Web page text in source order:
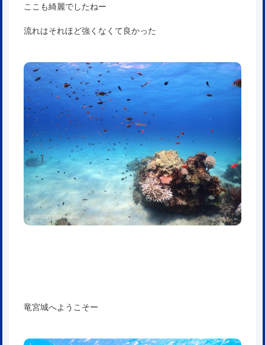
ここも綺麗でしたねー
流れはそれほど強くなくて良かった
竜宮城へようこそー